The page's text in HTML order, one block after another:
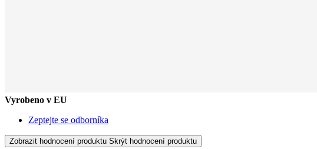
Vyrobeno v EU
Zeptejte se odborníka
Zobrazit hodnocení produktu Skrýt hodnocení produktu